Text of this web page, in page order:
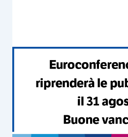
alleprestazioni di servizio
contratto di appalto, dalla
(Consorzio), nei
committente (Autorità
non imponibilità
9, comma 1, n. 6), D.P.R.